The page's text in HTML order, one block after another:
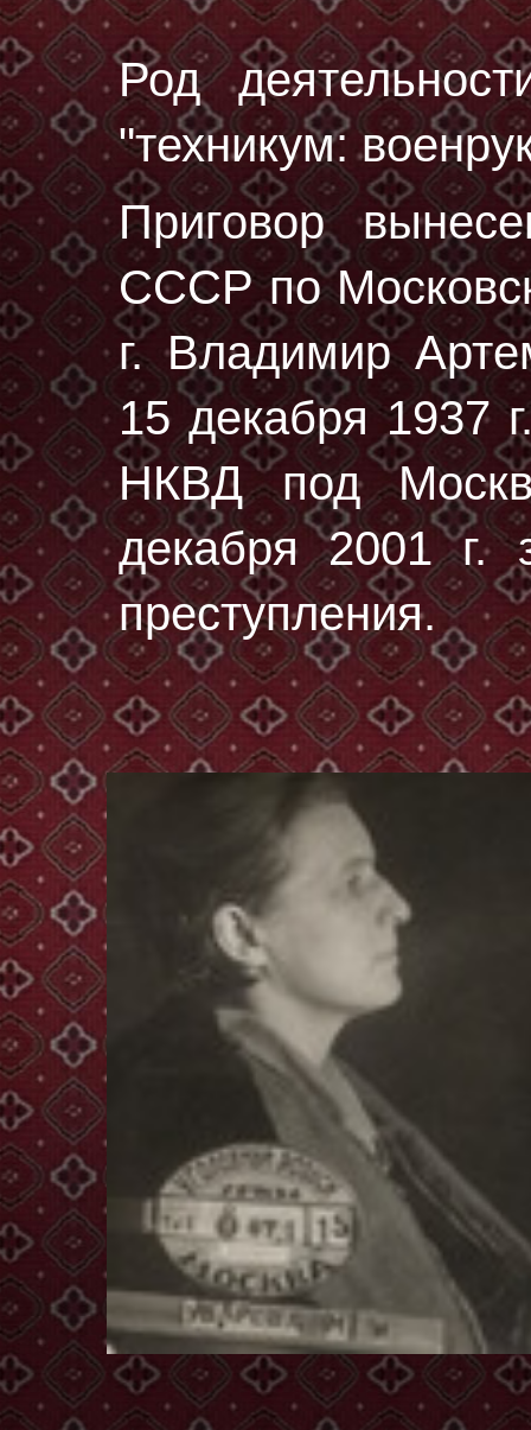
Род
"техникум:
Приговор
СССР по
г. Владимир
15 декaбря 1937
НКВД под
декaбря 2001 г.
преступления.